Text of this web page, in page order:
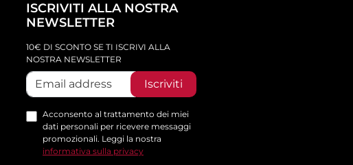
ISCRIVITI ALLA NOSTRA
NEWSLETTER
10€ DI SCONTO SE TI ISCRIVI ALLA
NOSTRA NEWSLETTER
Iscriviti
Acconsento al trattamento dei miei
dati personali per ricevere messaggi
promozionali. Leggi la nostra
informativa sulla privacy